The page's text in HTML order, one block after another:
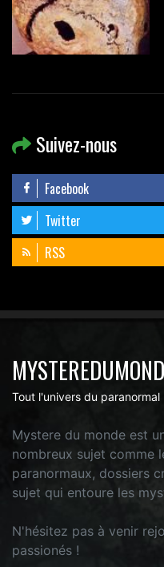
Suivez-nous
Facebook
Twitter
RSS
Tout l'univers du paranormal
Mystere du monde est
nombreux sujet comme
paranormaux, dossiers
sujet qui entoure les
N'hésitez pas à venir
passionés !